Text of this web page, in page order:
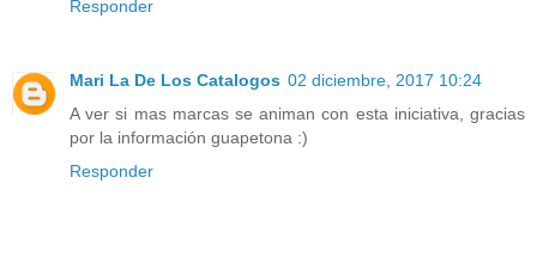
Responder
Mari La De Los Catalogos 02 diciembre, 2017 10:24
A ver si mas marcas se animan con esta iniciativa, gracias
por la información guapetona :)
Responder